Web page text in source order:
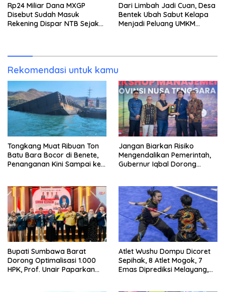
Rp24 Miliar Dana MXGP
Disebut Sudah Masuk
Rekening Dispar NTB Sejak
Dari Limbah Jadi Cuan, Desa
Bentek Ubah Sabut Kelapa
Menjadi Peluang UMKM
Rekomendasi untuk kamu
Tongkang Muat Ribuan Ton
Batu Bara Bocor di Benete,
Penanganan Kini Sampai ke
Jangan Biarkan Risiko
Mengendalikan Pemerintah,
Gubernur Iqbal Dorong
Bupati Sumbawa Barat
Dorong Optimalisasi 1.000
HPK, Prof. Unair Paparkan
Atlet Wushu Dompu Dicoret
Sepihak, 8 Atlet Mogok, 7
Emas Diprediksi Melayang,